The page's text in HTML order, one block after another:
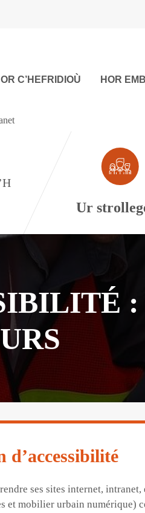
C’HEFRIDIOÙ HOR
Ur
d’accessibilité
rendre ses sites internet,
et mobilier urbain numérique)